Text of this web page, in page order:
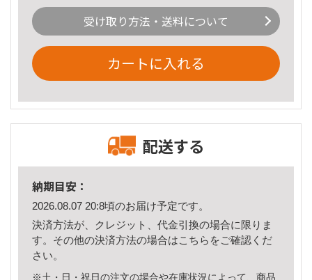
受け取り方法・送料について
カートに入れる
配送する
納期目安：
2026.08.07 20:8頃のお届け予定です。
決済方法が、クレジット、代金引換の場合に限りま
す。その他の決済方法の場合はこちら をご確認くだ
さい。
※土・日・祝日の注文の場合や在庫状況によって、商品